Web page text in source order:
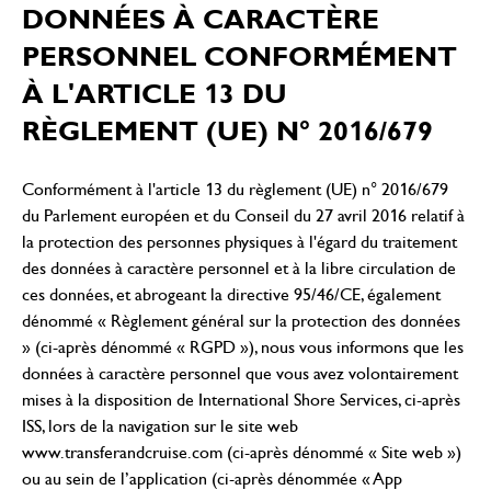
DONNÉES À CARACTÈRE
PERSONNEL CONFORMÉMENT
À L'ARTICLE 13 DU
RÈGLEMENT (UE) N° 2016/679
Conformément à l'article 13 du règlement (UE) n° 2016/679
du Parlement européen et du Conseil du 27 avril 2016 relatif à
la protection des personnes physiques à l'égard du traitement
des données à caractère personnel et à la libre circulation de
ces données, et abrogeant la directive 95/46/CE, également
dénommé « Règlement général sur la protection des données
» (ci-après dénommé « RGPD »), nous vous informons que les
données à caractère personnel que vous avez volontairement
mises à la disposition de International Shore Services, ci-après
ISS, lors de la navigation sur le site web
www.transferandcruise.com (ci-après dénommé « Site web »)
ou au sein de l’application (ci-après dénommée « App